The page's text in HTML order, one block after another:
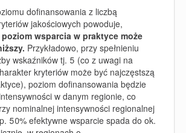
dofinansowania z liczbą
jakościowych powoduje,
wsparcia w praktyce może
Przykładowo, przy spełnieniu
wskaźników tj. 5 (co z uwagi na
kryteriów może być najczęstszą
poziom dofinansowania będzie
w danym regionie, co
nominalnej intensywności regionalnej
50% efektywne wsparcie spada do ok.